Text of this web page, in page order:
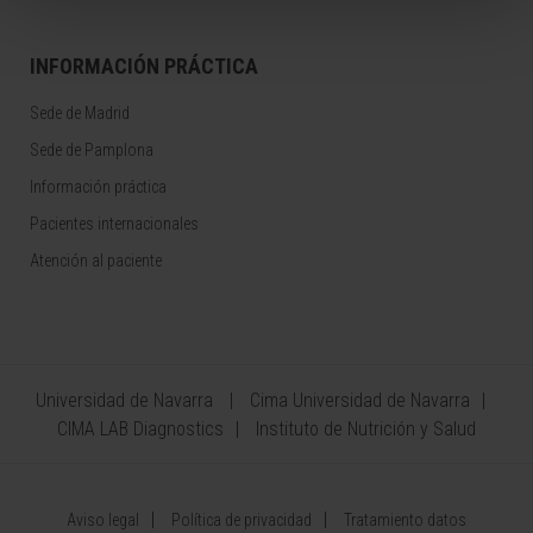
INFORMACIÓN PRÁCTICA
Sede de Madrid
Sede de Pamplona
Información práctica
Pacientes internacionales
Atención al paciente
Universidad de Navarra
Cima Universidad de Navarra
CIMA LAB Diagnostics
Instituto de Nutrición y Salud
Aviso legal Política de privacidad Tratamiento datos